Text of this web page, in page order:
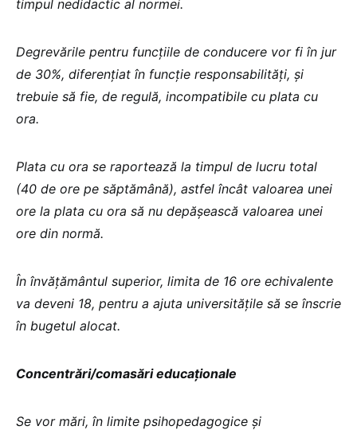
timpul nedidactic al normei.
Degrevările pentru funcțiile de conducere vor fi în jur
de 30%, diferențiat în funcție responsabilități, și
trebuie să fie, de regulă, incompatibile cu plata cu
ora.
Plata cu ora se raportează la timpul de lucru total
(40 de ore pe săptămână), astfel încât valoarea unei
ore la plata cu ora să nu depășească valoarea unei
ore din normă.
În învățământul superior, limita de 16 ore echivalente
va deveni 18, pentru a ajuta universitățile să se înscrie
în bugetul alocat.
Concentrări/comasări educaționale
Se vor mări, în limite psihopedagogice și